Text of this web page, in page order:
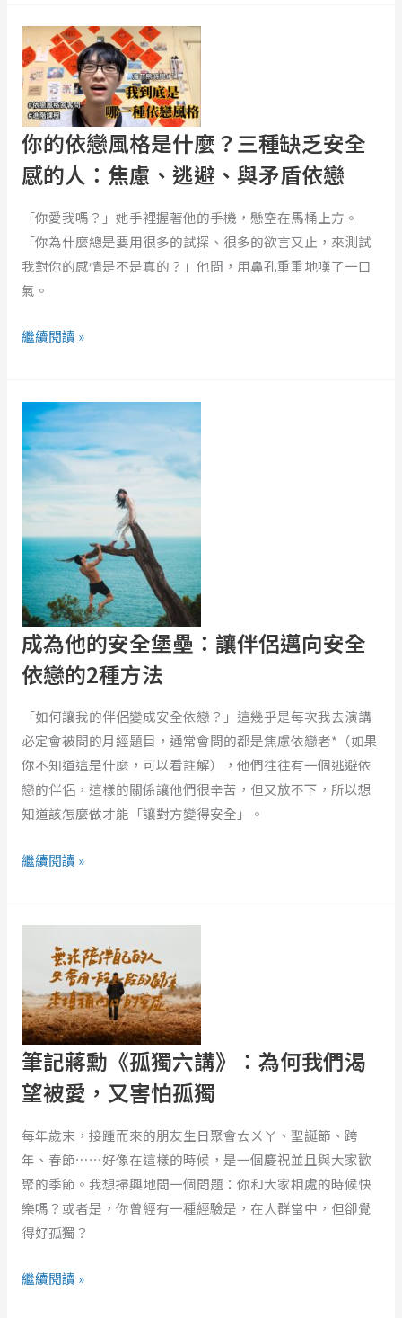
傾、
外
傾、
思
考、
情
感、
感、
直
覺，
你
情
哪
一
種？
你的依戀風格是什麼？三種缺乏安全
感的人：焦慮、逃避、與矛盾依戀
「你愛我嗎？」她手裡握著他的手機，懸空在馬桶上方。
「你為什麼總是要用很多的試探、很多的欲言又止，來測試
我對你的感情是不是真的？」他問，用鼻孔重重地嘆了一口
氣。
的
依
戀
風
格
什
麼？
三
種
缺
安
的
人：
焦
慮、
逃
與
矛
盾
依
戀
繼續閱讀 »
成為他的安全堡壘：讓伴侶邁向安全
依戀的2種方法
「如何讓我的伴侶變成安全依戀？」這幾乎是每次我去演講
必定會被問的月經題目，通常會問的都是焦慮依戀者*（如果
你不知道這是什麼，可以看註解），他們往往有一個逃避依
戀的伴侶，這樣的關係讓他們很辛苦，但又放不下，所以想
知道該怎麼做才能「讓對方變得安全」。
他
的
安
全
堡
壘：
讓
伴
侶
邁
向
安
全
依
戀
的
種
繼續閱讀 »
筆記蔣勳《孤獨六講》：為何我們渴
望被愛，又害怕孤獨
每年歲末，接踵而來的朋友生日聚會ㄊㄨㄚ、聖誕節、跨
年、春節⋯⋯好像在這樣的時候，是一個慶祝並且與大家歡
聚的季節。我想掃興地問一個問題：你和大家相處的時候快
樂嗎？或者是，你曾經有一種經驗是，在人群當中，但卻覺
得好孤獨？
勳
《孤
獨
六
講》：
何
我
們
渴
望
愛，
繼續閱讀 »